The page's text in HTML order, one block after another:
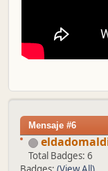
Mensaje #6
Total Badges: 6